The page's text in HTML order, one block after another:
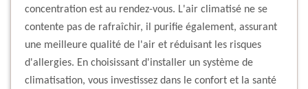
concentration est au rendez-vous. L'air climatisé ne se
contente pas de rafraîchir, il purifie également, assurant
une meilleure qualité de l'air et réduisant les risques
d'allergies. En choisissant d'installer un système de
climatisation, vous investissez dans le confort et la santé